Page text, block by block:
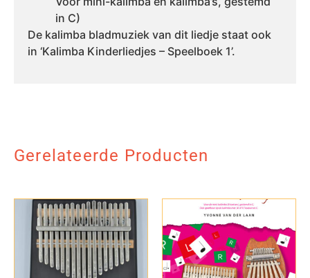
in C)
De kalimba bladmuziek van dit liedje staat ook
in ‘Kalimba Kinderliedjes – Speelboek 1’.
Gerelateerde Producten